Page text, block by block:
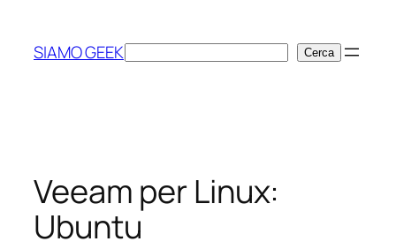
contenuto
SIAMO GEEKCerca Cerca
Veeam per Linux:
Ubuntu